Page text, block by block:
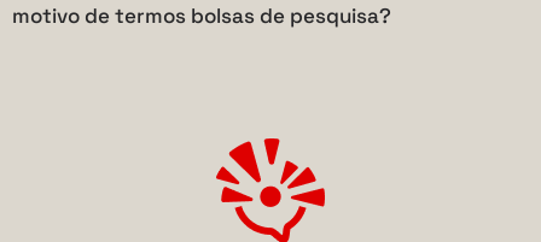
motivo de termos bolsas de pesquisa?